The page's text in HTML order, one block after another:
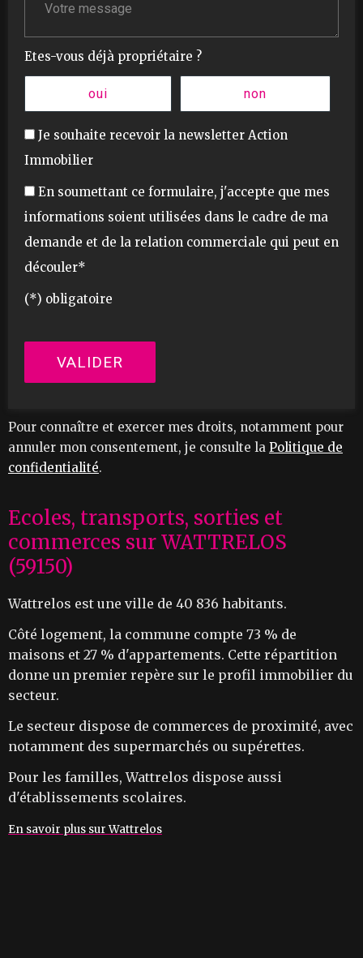
Etes-vous déjà propriétaire ?
oui non
Je souhaite recevoir la newsletter Action
Immobilier
En soumettant ce formulaire, j'accepte que mes
informations soient utilisées dans le cadre de ma
demande et de la relation commerciale qui peut en
découler*
(*) obligatoire
Pour connaître et exercer mes droits, notamment pour
annuler mon consentement, je consulte la Politique de
confidentialité.
Ecoles, transports, sorties et
commerces sur WATTRELOS
(59150)
Wattrelos est une ville de 40 836 habitants.
Côté logement, la commune compte 73 % de
maisons et 27 % d'appartements. Cette répartition
donne un premier repère sur le profil immobilier du
secteur.
Le secteur dispose de commerces de proximité, avec
notamment des supermarchés ou supérettes.
Pour les familles, Wattrelos dispose aussi
d'établissements scolaires.
En savoir plus sur Wattrelos